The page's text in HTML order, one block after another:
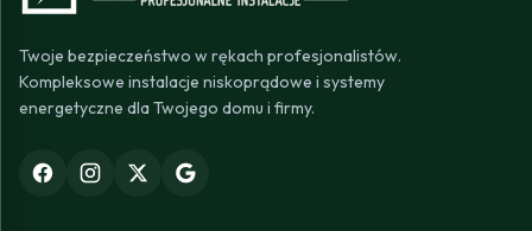
Twoje bezpieczeństwo w rękach profesjonalistów.
Kompleksowe instalacje niskoprądowe i systemy
energetyczne dla Twojego domu i firmy.